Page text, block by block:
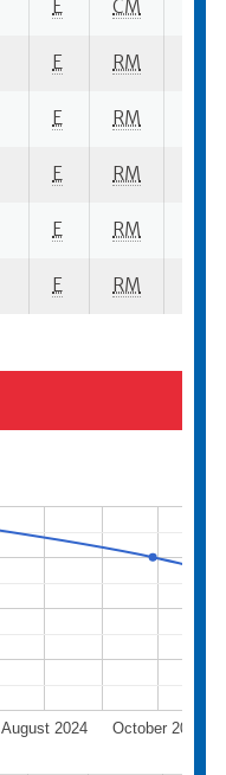
E CM
E RM
E RM
E RM
E RM
E RM
August 2024 October 2024